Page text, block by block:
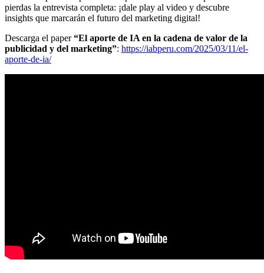
pierdas la entrevista completa: ¡dale play al video y descubre
insights que marcarán el futuro del marketing digital!
Descarga el paper“El aporte de IA en la cadena de valor de la
publicidad y del marketing”: https://iabperu.com/2025/03/11/el-
aporte-de-ia/